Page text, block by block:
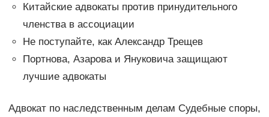
Китайские адвокаты против принудительного
членства в ассоциации
Не поступайте, как Александр Трещев
Портнова, Азарова и Януковича защищают
лучшие адвокаты
Адвокат по наследственным делам Судебные споры,